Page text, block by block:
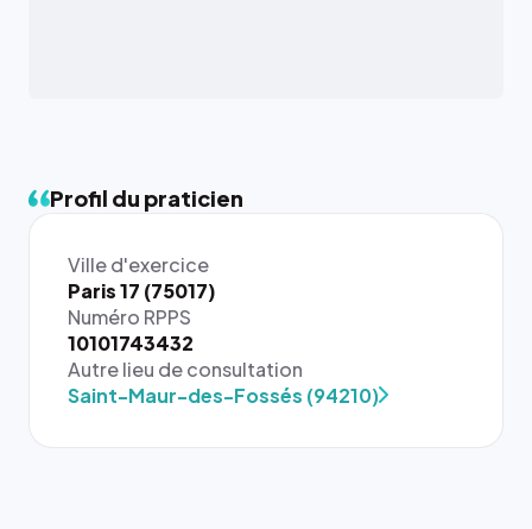
Profil du praticien
Ville d'exercice
Paris 17 (75017)
Numéro RPPS
10101743432
Autre lieu de consultation
Saint-Maur-des-Fossés (94210)
{# 40×40
: la taille
rendue par
`.profile-